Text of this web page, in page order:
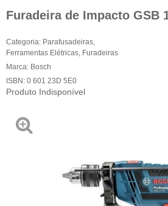
Furadeira de Impacto GSB
Categoria: Parafusadeiras
Ferramentas Elétricas Furadeiras
Marca: Bosch
ISBN: 0 601 23D 5E0
Produto Indisponível